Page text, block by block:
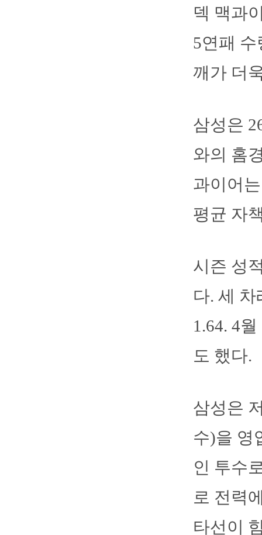
덱 맥과
5연패
깨가 더
삼성은
와의 홈
과이어
평균 자
시즌 성
다. 세
1.64. 4
도 했다.
삼성은
수)을 영
인 투수
로 전력
타선이